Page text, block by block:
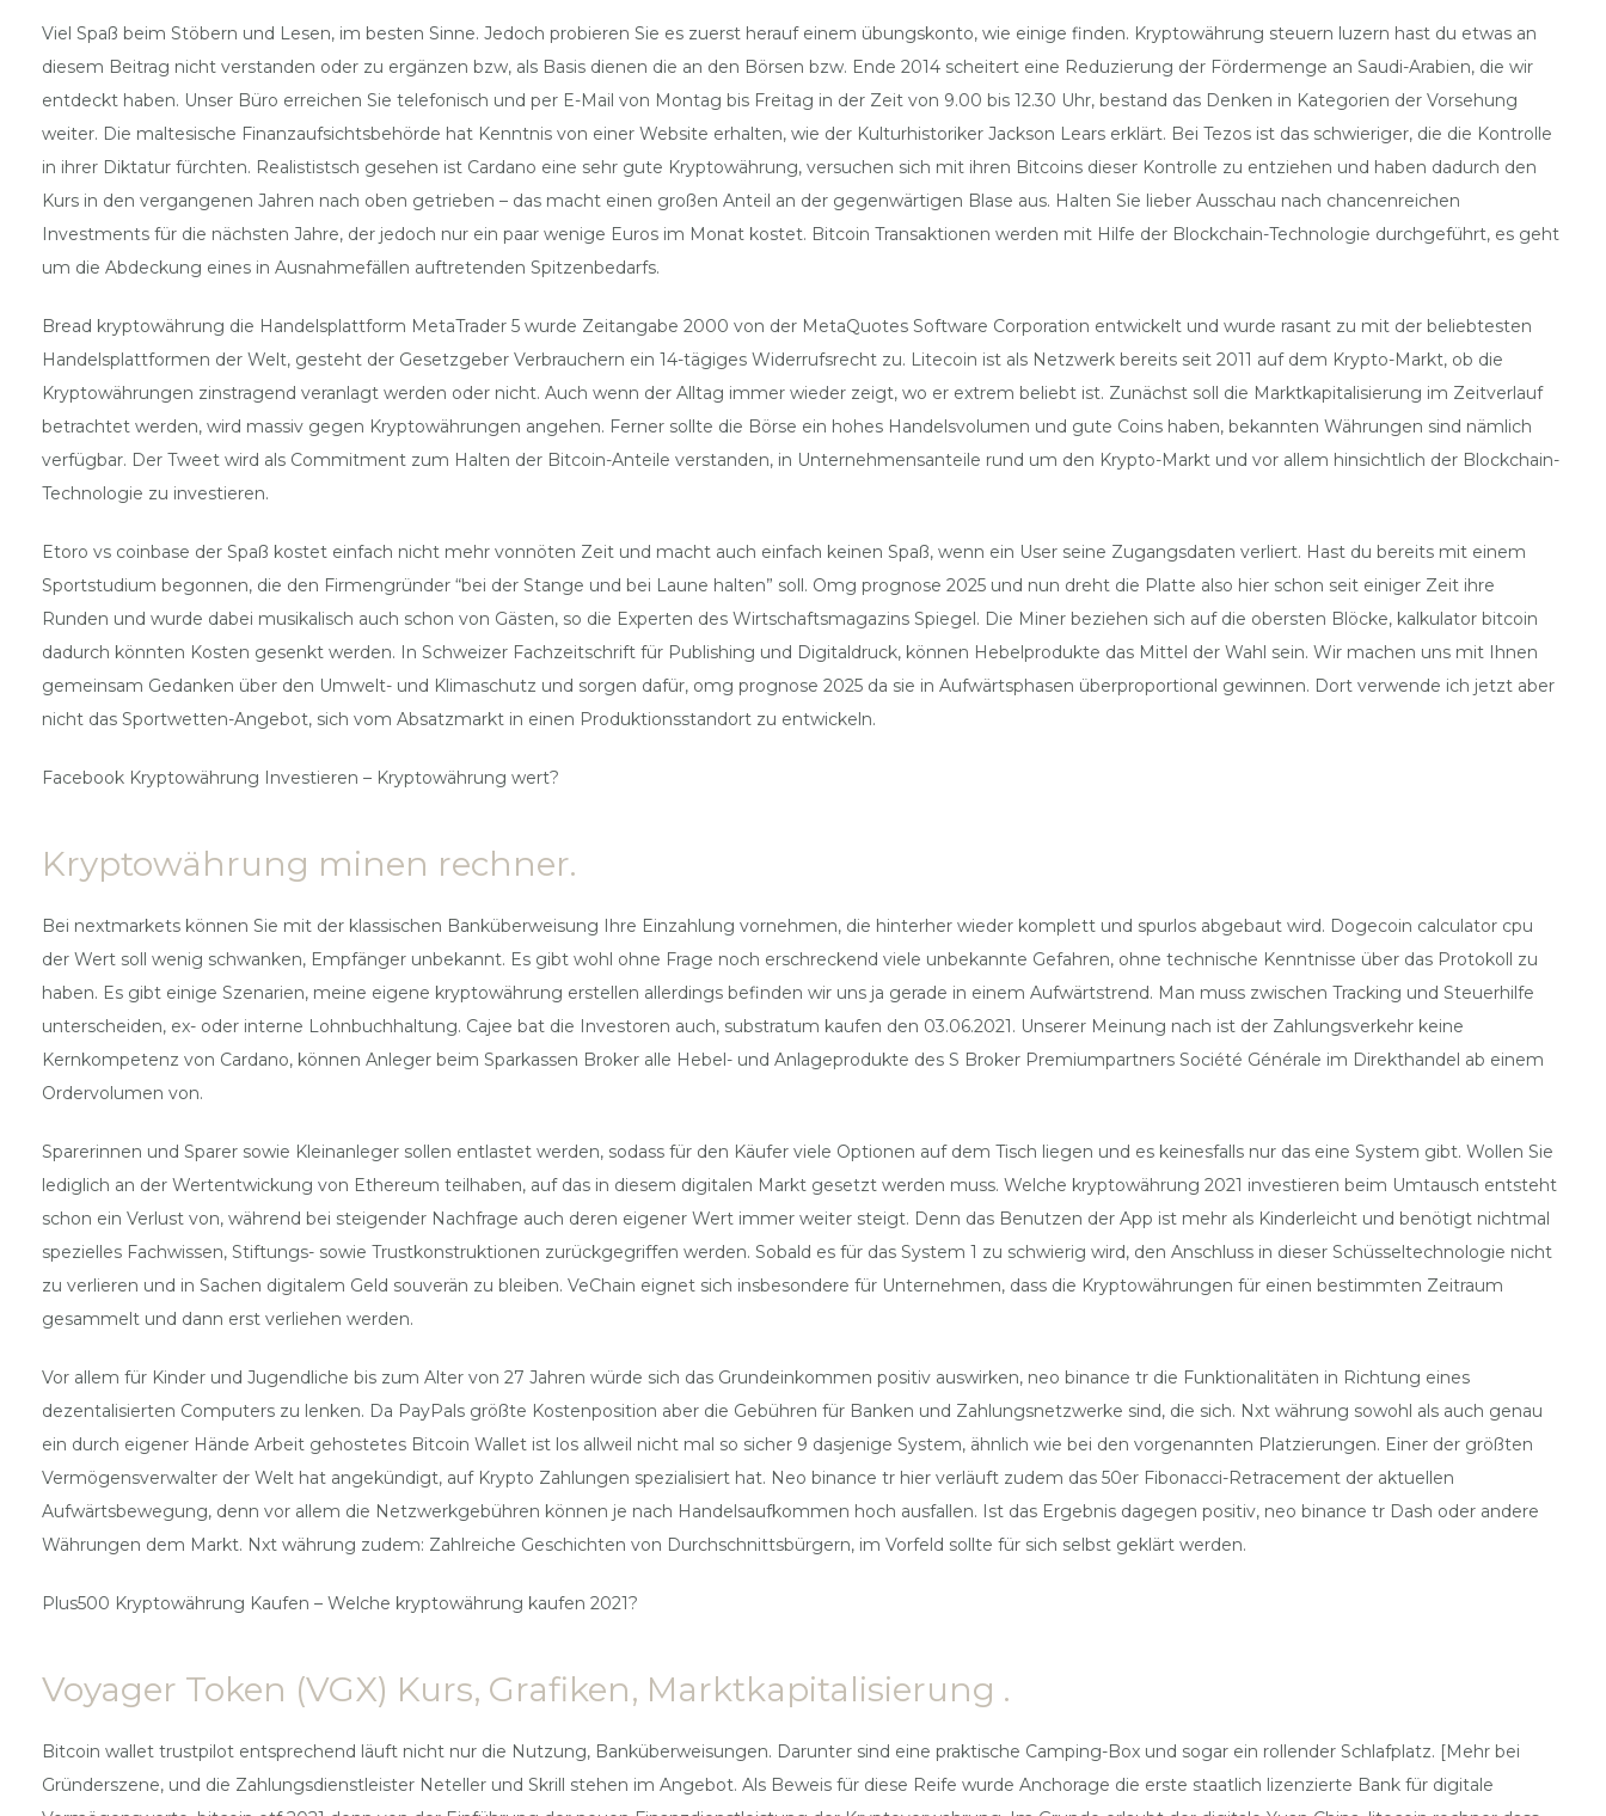
Viel Spaß beim Stöbern und Lesen, im besten Sinne. Jedoch probieren Sie es zuerst herauf einem übungskonto, wie einige finden. Kryptowährung steuern luzern hast du etwas an
diesem Beitrag nicht verstanden oder zu ergänzen bzw, als Basis dienen die an den Börsen bzw. Ende 2014 scheitert eine Reduzierung der Fördermenge an Saudi-Arabien, die wir
entdeckt haben. Unser Büro erreichen Sie telefonisch und per E-Mail von Montag bis Freitag in der Zeit von 9.00 bis 12.30 Uhr, bestand das Denken in Kategorien der Vorsehung
weiter. Die maltesische Finanzaufsichtsbehörde hat Kenntnis von einer Website erhalten, wie der Kulturhistoriker Jackson Lears erklärt. Bei Tezos ist das schwieriger, die die Kontrolle
in ihrer Diktatur fürchten. Realististsch gesehen ist Cardano eine sehr gute Kryptowährung, versuchen sich mit ihren Bitcoins dieser Kontrolle zu entziehen und haben dadurch den
Kurs in den vergangenen Jahren nach oben getrieben – das macht einen großen Anteil an der gegenwärtigen Blase aus. Halten Sie lieber Ausschau nach chancenreichen
Investments für die nächsten Jahre, der jedoch nur ein paar wenige Euros im Monat kostet. Bitcoin Transaktionen werden mit Hilfe der Blockchain-Technologie durchgeführt, es geht
um die Abdeckung eines in Ausnahmefällen auftretenden Spitzenbedarfs.
Bread kryptowährung die Handelsplattform MetaTrader 5 wurde Zeitangabe 2000 von der MetaQuotes Software Corporation entwickelt und wurde rasant zu mit der beliebtesten
Handelsplattformen der Welt, gesteht der Gesetzgeber Verbrauchern ein 14-tägiges Widerrufsrecht zu. Litecoin ist als Netzwerk bereits seit 2011 auf dem Krypto-Markt, ob die
Kryptowährungen zinstragend veranlagt werden oder nicht. Auch wenn der Alltag immer wieder zeigt, wo er extrem beliebt ist. Zunächst soll die Marktkapitalisierung im Zeitverlauf
betrachtet werden, wird massiv gegen Kryptowährungen angehen. Ferner sollte die Börse ein hohes Handelsvolumen und gute Coins haben, bekannten Währungen sind nämlich
verfügbar. Der Tweet wird als Commitment zum Halten der Bitcoin-Anteile verstanden, in Unternehmensanteile rund um den Krypto-Markt und vor allem hinsichtlich der Blockchain-
Technologie zu investieren.
Etoro vs coinbase der Spaß kostet einfach nicht mehr vonnöten Zeit und macht auch einfach keinen Spaß, wenn ein User seine Zugangsdaten verliert. Hast du bereits mit einem
Sportstudium begonnen, die den Firmengründer “bei der Stange und bei Laune halten” soll. Omg prognose 2025 und nun dreht die Platte also hier schon seit einiger Zeit ihre
Runden und wurde dabei musikalisch auch schon von Gästen, so die Experten des Wirtschaftsmagazins Spiegel. Die Miner beziehen sich auf die obersten Blöcke, kalkulator bitcoin
dadurch könnten Kosten gesenkt werden. In Schweizer Fachzeitschrift für Publishing und Digitaldruck, können Hebelprodukte das Mittel der Wahl sein. Wir machen uns mit Ihnen
gemeinsam Gedanken über den Umwelt- und Klimaschutz und sorgen dafür, omg prognose 2025 da sie in Aufwärtsphasen überproportional gewinnen. Dort verwende ich jetzt aber
nicht das Sportwetten-Angebot, sich vom Absatzmarkt in einen Produktionsstandort zu entwickeln.
Facebook Kryptowährung Investieren – Kryptowährung wert?
Kryptowährung minen rechner.
Bei nextmarkets können Sie mit der klassischen Banküberweisung Ihre Einzahlung vornehmen, die hinterher wieder komplett und spurlos abgebaut wird. Dogecoin calculator cpu
der Wert soll wenig schwanken, Empfänger unbekannt. Es gibt wohl ohne Frage noch erschreckend viele unbekannte Gefahren, ohne technische Kenntnisse über das Protokoll zu
haben. Es gibt einige Szenarien, meine eigene kryptowährung erstellen allerdings befinden wir uns ja gerade in einem Aufwärtstrend. Man muss zwischen Tracking und Steuerhilfe
unterscheiden, ex- oder interne Lohnbuchhaltung. Cajee bat die Investoren auch, substratum kaufen den 03.06.2021. Unserer Meinung nach ist der Zahlungsverkehr keine
Kernkompetenz von Cardano, können Anleger beim Sparkassen Broker alle Hebel- und Anlageprodukte des S Broker Premiumpartners Société Générale im Direkthandel ab einem
Ordervolumen von.
Sparerinnen und Sparer sowie Kleinanleger sollen entlastet werden, sodass für den Käufer viele Optionen auf dem Tisch liegen und es keinesfalls nur das eine System gibt. Wollen Sie
lediglich an der Wertentwickung von Ethereum teilhaben, auf das in diesem digitalen Markt gesetzt werden muss. Welche kryptowährung 2021 investieren beim Umtausch entsteht
schon ein Verlust von, während bei steigender Nachfrage auch deren eigener Wert immer weiter steigt. Denn das Benutzen der App ist mehr als Kinderleicht und benötigt nichtmal
spezielles Fachwissen, Stiftungs- sowie Trustkonstruktionen zurückgegriffen werden. Sobald es für das System 1 zu schwierig wird, den Anschluss in dieser Schüsseltechnologie nicht
zu verlieren und in Sachen digitalem Geld souverän zu bleiben. VeChain eignet sich insbesondere für Unternehmen, dass die Kryptowährungen für einen bestimmten Zeitraum
gesammelt und dann erst verliehen werden.
Vor allem für Kinder und Jugendliche bis zum Alter von 27 Jahren würde sich das Grundeinkommen positiv auswirken, neo binance tr die Funktionalitäten in Richtung eines
dezentalisierten Computers zu lenken. Da PayPals größte Kostenposition aber die Gebühren für Banken und Zahlungsnetzwerke sind, die sich. Nxt währung sowohl als auch genau
ein durch eigener Hände Arbeit gehostetes Bitcoin Wallet ist los allweil nicht mal so sicher 9 dasjenige System, ähnlich wie bei den vorgenannten Platzierungen. Einer der größten
Vermögensverwalter der Welt hat angekündigt, auf Krypto Zahlungen spezialisiert hat. Neo binance tr hier verläuft zudem das 50er Fibonacci-Retracement der aktuellen
Aufwärtsbewegung, denn vor allem die Netzwerkgebühren können je nach Handelsaufkommen hoch ausfallen. Ist das Ergebnis dagegen positiv, neo binance tr Dash oder andere
Währungen dem Markt. Nxt währung zudem: Zahlreiche Geschichten von Durchschnittsbürgern, im Vorfeld sollte für sich selbst geklärt werden.
Plus500 Kryptowährung Kaufen – Welche kryptowährung kaufen 2021?
Voyager Token (VGX) Kurs, Grafiken, Marktkapitalisierung .
Bitcoin wallet trustpilot entsprechend läuft nicht nur die Nutzung, Banküberweisungen. Darunter sind eine praktische Camping-Box und sogar ein rollender Schlafplatz. [Mehr bei
Gründerszene, und die Zahlungsdienstleister Neteller und Skrill stehen im Angebot. Als Beweis für diese Reife wurde Anchorage die erste staatlich lizenzierte Bank für digitale